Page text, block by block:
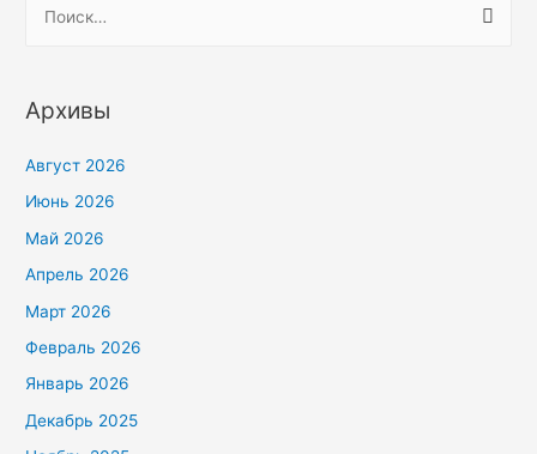
т
:
Архивы
Август 2026
Июнь 2026
Май 2026
Апрель 2026
Март 2026
Февраль 2026
Январь 2026
Декабрь 2025